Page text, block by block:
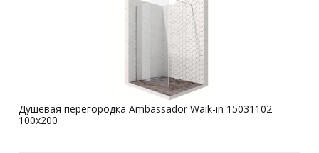
Душевая перегородка Ambassador Waik-in 15031102
100x200